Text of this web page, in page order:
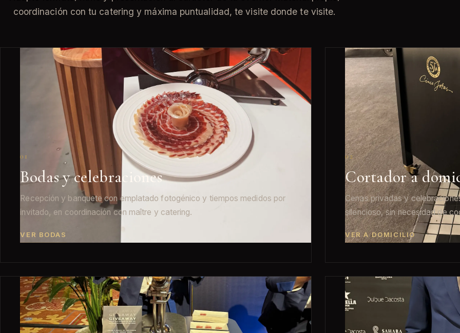
coordinación con tu catering y máxima puntualidad, te visite donde te visite.
01
Bodas y celebraciones
Recepción y banquete con emplatado fotogénico y tiempos medidos por
invitado, en coordinación con maître y catering.
VER BODAS
02
Cortador a
Cenas privadas y
silencioso, sin necesidad de
VER A DOMICILIO